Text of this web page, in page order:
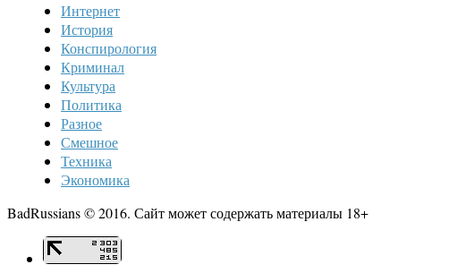
Интернет
История
Конспирология
Криминал
Культура
Политика
Разное
Смешное
Техника
Экономика
BadRussians © 2016. Сайт может содержать материалы 18+